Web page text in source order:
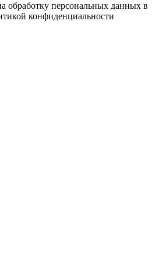
обработку персональных данных в
конфиденциальности